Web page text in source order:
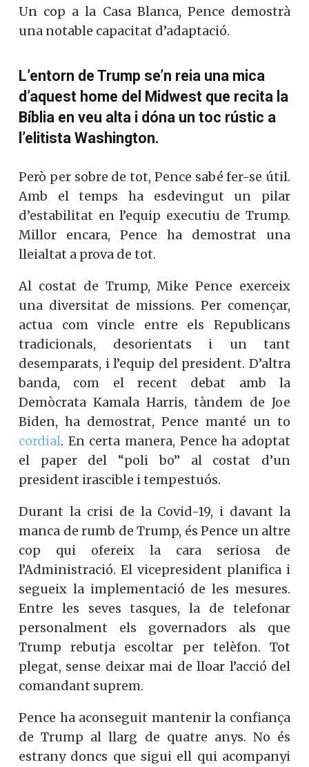
Un cop a la Casa Blanca, Pence demostrà
una notable capacitat d’adaptació.
L’entorn de Trump se’n reia una mica
d’aquest home del Midwest que recita la
Bíblia en veu alta i dóna un toc rústic a
l’elitista Washington.
Però per sobre de tot, Pence sabé fer-se útil.
Amb el temps ha esdevingut un pilar
d’estabilitat en l’equip executiu de Trump.
Millor encara, Pence ha demostrat una
lleialtat a prova de tot.
Al costat de Trump, Mike Pence exerceix
una diversitat de missions. Per començar,
actua com vincle entre els Republicans
tradicionals, desorientats i un tant
desemparats, i l’equip del president. D’altra
banda, com el recent debat amb la
Demòcrata Kamala Harris, tàndem de Joe
Biden, ha demostrat, Pence manté un to
cordial. En certa manera, Pence ha adoptat
el paper del “poli bo” al costat d’un
president irascible i tempestuós.
Durant la crisi de la Covid-19, i davant la
manca de rumb de Trump, és Pence un altre
cop qui ofereix la cara seriosa de
l’Administració. El vicepresident planifica i
segueix la implementació de les mesures.
Entre les seves tasques, la de telefonar
personalment els governadors als que
Trump rebutja escoltar per telèfon. Tot
plegat, sense deixar mai de lloar l’acció del
comandant suprem.
Pence ha aconseguit mantenir la confiança
de Trump al llarg de quatre anys. No és
estrany doncs que sigui ell qui acompanyi